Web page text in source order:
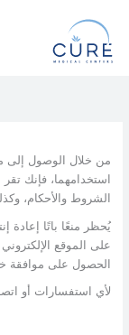
المحتوى
من خلال الوصول إلى
استخدامهما، فإنك
الشروط والأحكام،
يُحظر منعًا باتًا إعادة
على الموقع
الحصول على موافقة
لأي استفسارات أو